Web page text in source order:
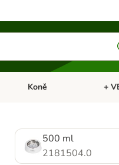
Otevřít menu: Akvaristika
Koně +
500 ml
2181504.0